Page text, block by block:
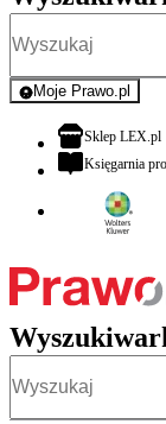
Moje Prawo.pl
- rejestracja i
Sklep LEX.pl
Księgarnia